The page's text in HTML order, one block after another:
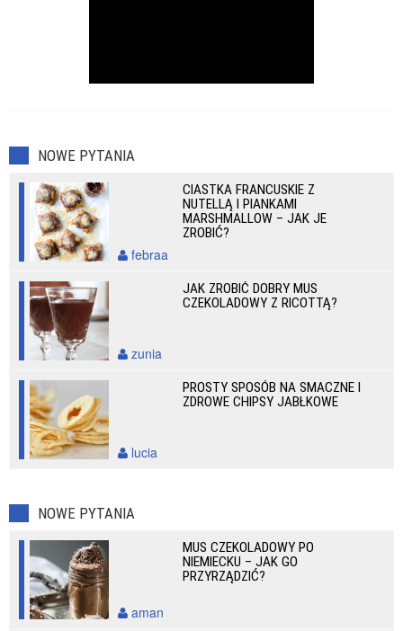
NOWE PYTANIA
CIASTKA FRANCUSKIE Z
NUTELLĄ I PIANKAMI
MARSHMALLOW – JAK JE
ZROBIĆ?
febraa
JAK ZROBIĆ DOBRY MUS
CZEKOLADOWY Z RICOTTĄ?
zunia
PROSTY SPOSÓB NA SMACZNE I
ZDROWE CHIPSY JABŁKOWE
lucia
NOWE PYTANIA
MUS CZEKOLADOWY PO
NIEMIECKU – JAK GO
PRZYRZĄDZIĆ?
aman